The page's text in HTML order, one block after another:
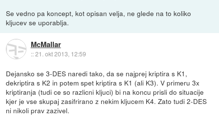
Se vedno pa koncept, kot opisan velja, ne glede na to koliko
kljucev se uporablja.
McMallar
::21. okt 2013, 12:59
Dejansko se 3-DES naredi tako, da se najprej kriptira s K1,
dekriptira s K2 in potem spet kriptira s K1 (ali K3). V primeru 3x
kriptiranja (tudi ce so razlicni kljuci) bi na koncu prisli do situacije
kjer je vse skupaj zasifrirano z nekim kljucem K4. Zato tudi 2-DES
ni nikoli prav zazivel.